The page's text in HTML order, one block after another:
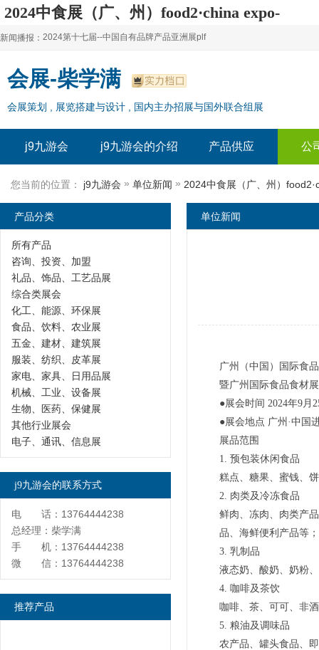
2024中食展（广、州）food2·china expo-
j9九游会
新闻播报：
2024上海自有品牌展--百货展|食品展 零售展|oem展
2024全球自有--品牌产品亚洲展（plf）
2024上海自有品牌展--2024上海oem 贴牌代加工展
2024第十七届--中国自有品牌产品亚洲展plf
2024全球自有--品牌产品亚洲展（plf）
2024年上海--第17届自有品牌展
会展-柴学满
会展策划 , 展览搭建与设计 , 国内主办招展与国外联合组展
j9九游会 j9九游会的介绍 产品供应 公
您当前的位置： j9九游会 » 单位新闻 » 2024中食展（广、州）
单位新闻
广州（中国）国际食
暨广州国际食品食材
●展会时间 2024年9月
●展会地点 广州·中国
展品范围
1. 预包装休闲食品
糕点、糖果、蜜钱、
2. 肉类及冷冻食品
鲜肉、冻肉、肉类产
品、海鲜便利产品等；
3. 乳制品
液态奶、酸奶、奶粉
4. 咖啡及茶饮
咖啡、茶、可可、非
5. 粮油及调味品
农产品、罐头食品、
产品分类
所有产品
咨询、投资、加盟
礼品、饰品、工艺品展
综合类展会
化工、能源、环保展
食品、饮料、农业展
五金、建材、建筑展
服装、纺织、皮革展
家电、家具、日用品展
机械、工业、设备展
生物、医药、保健展
其他行业展会
电子、通讯、信息展
j9九游会的联系方式
电 话：13764444238
总经理：柴学满
手 机：13764444238
微 信：13764444238
推荐产品